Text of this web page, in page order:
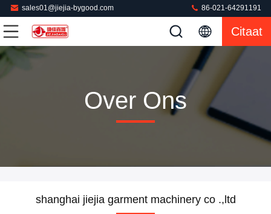
sales01@jiejia-bygood.com 86-021-64291191
Citaat
Over Ons
shanghai jiejia garment machinery co .,ltd